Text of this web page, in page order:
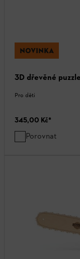
NOVINKA
3D dřevěné
Pro děti
345,00 Kč*
Porovnat